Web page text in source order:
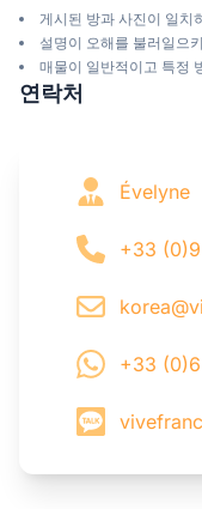
게시된 방과 사진이 일치
설명이 오해를 불러일으
매물이 일반적이고 특정
연락처
Évelyne
+33
+33